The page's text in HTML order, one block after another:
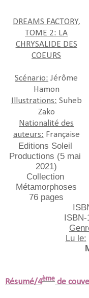
DREAMS FACTORY,
TOME 2: LA
CHRYSALIDE DES
COEURS
Scénario: Jérôme
Hamon
Illustrations: Suheb
Zako
Nationalité des
auteurs: Française
Editions Soleil
Productions (5 mai
2021)
Collection
Métamorphoses
76 pages
ISBN-
Lu le:
Résumé/4ème de